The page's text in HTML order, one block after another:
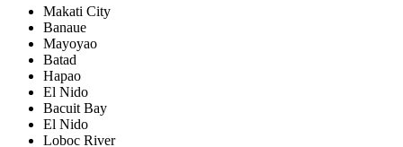
Makati City
Banaue
Mayoyao
Batad
Hapao
El Nido
Bacuit Bay
El Nido
Loboc River